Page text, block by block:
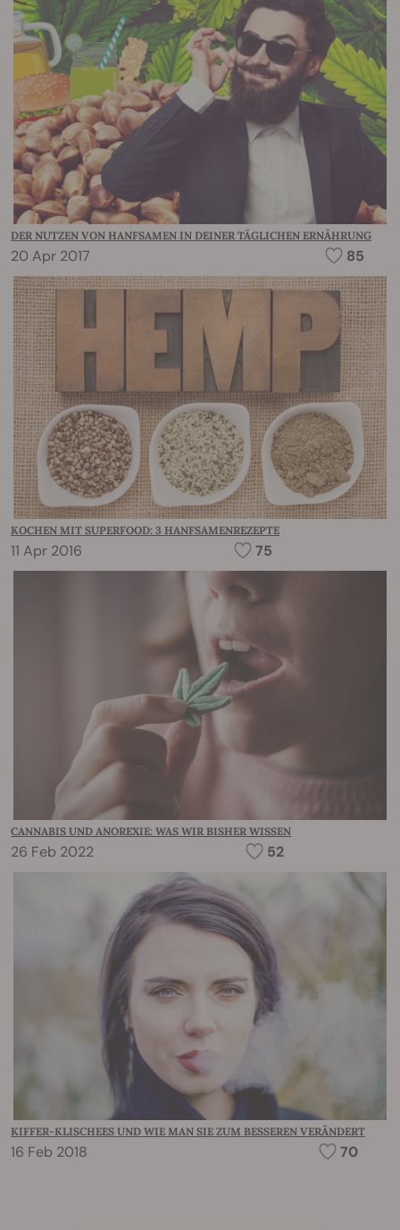
DER NUTZEN VON HANFSAMEN IN DEINER TÄGLICHEN ERNÄHRUNG
20 Apr 2017 85
KOCHEN MIT SUPERFOOD: 3 HANFSAMENREZEPTE
11 Apr 2016 75
CANNABIS UND ANOREXIE: WAS WIR BISHER WISSEN
26 Feb 2022 52
KIFFER-KLISCHEES UND WIE MAN SIE ZUM BESSEREN VERÄNDERT
16 Feb 2018 70